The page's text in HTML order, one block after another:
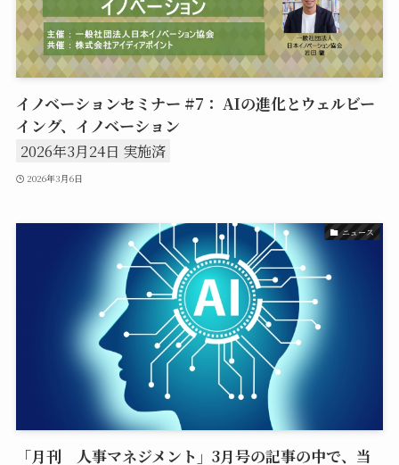
イノベーションセミナー #7： AIの進化とウェルビー
イング、イノベーション
2026年3月24日 実施済
2026年3月6日
ニュース
「月刊 人事マネジメント」3月号の記事の中で、当